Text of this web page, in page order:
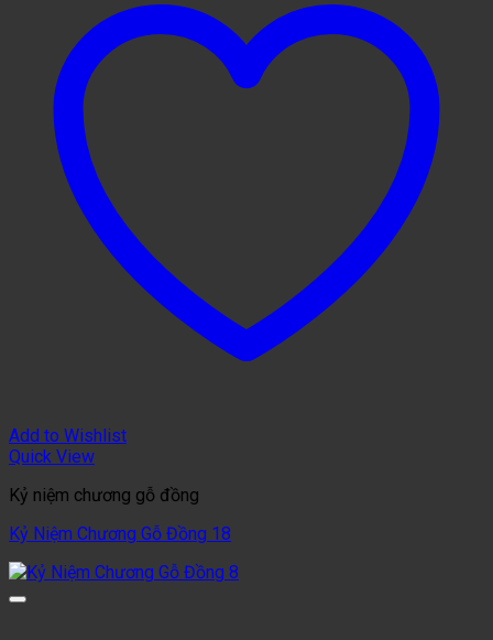
Add to Wishlist
Quick View
Kỷ niệm chương gỗ đồng
Kỷ Niệm Chương Gỗ Đồng 18